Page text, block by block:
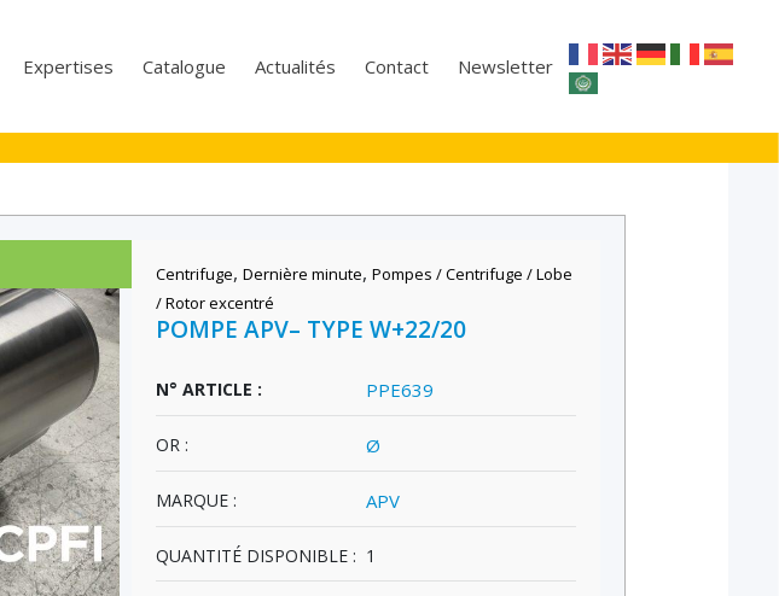
Expertises Catalogue Actualités Contact Newsletter
Centrifuge,Dernière minute,Pompes / Centrifuge / Lobe
/ Rotor excentré
POMPE APV– TYPE W+22/20
N° ARTICLE : PPE639
OR : Ø
MARQUE : APV
QUANTITÉ DISPONIBLE : 1